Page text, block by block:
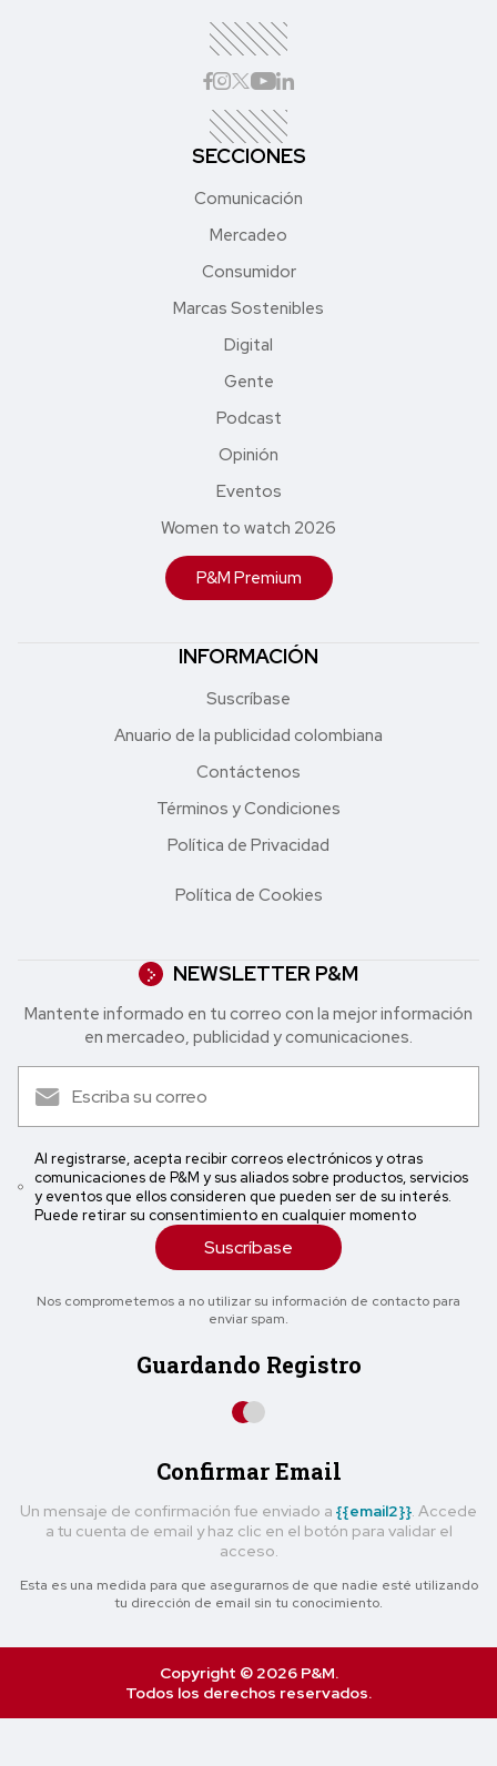
SECCIONES
Comunicación
Mercadeo
Consumidor
Marcas Sostenibles
Digital
Gente
Podcast
Opinión
Eventos
Women to watch 2026
P&M Premium
INFORMACIÓN
Suscríbase
Anuario de la publicidad colombiana
Contáctenos
Términos y Condiciones
Política de Privacidad
Política de Cookies
NEWSLETTER P&M
Mantente informado en tu correo con la mejor in formación
en mercadeo, publicidad y comunicaciones.
Al registrarse, acepta recibir correos electrónicos y otras
comunicaciones de P&M y sus aliados sobre productos, servicios
y eventos que ellos consideren que pueden ser de su interés.
Puede retirar su consentimiento en cualquier momento
Suscríbase
Nos comprometemos a no utilizar su información de contacto para
enviar spam.
Guardando Registro
Confirmar Email
Un mensaje de confirmación fue enviado a {{email2}} . Accede
a tu cuenta de email y haz clic en el botón para validar el
acceso.
Esta es una medida para que asegurarnos de que nadie esté utilizando
tu dirección de email sin tu conocimiento.
Copyright © 2026 P&M.
Todos los derechos reservados.